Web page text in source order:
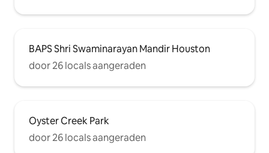
BAPS Shri Swaminarayan Mandir Houston
door 26 locals aangeraden
Oyster Creek Park
door 26 locals aangeraden